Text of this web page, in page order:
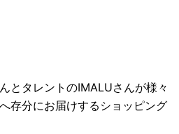
とタレントのIMALUさんが様々
存分にお届けするショッピング